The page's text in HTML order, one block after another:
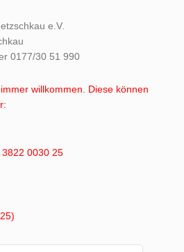
e.V.
0177/30 51 990
willkommen. Diese können
0030 25